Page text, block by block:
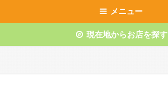
メニュー
現在地からお店を探す